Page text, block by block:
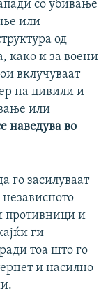
со убивање
или
од
како и за воени
вклучуваат
на цивили и
или
наведува во
го засилуваат
противници и
ги
тоа што го
и насилно